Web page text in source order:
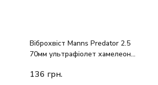
Віброхвіст Manns Predator 2.5
70мм ультрафіолет хамелеон
136 грн.